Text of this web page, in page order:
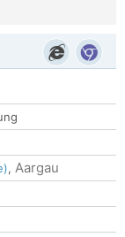
, Aargau